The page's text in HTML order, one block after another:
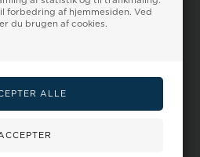
forbedring af hjemmesiden. Ved
du brugen af cookies.